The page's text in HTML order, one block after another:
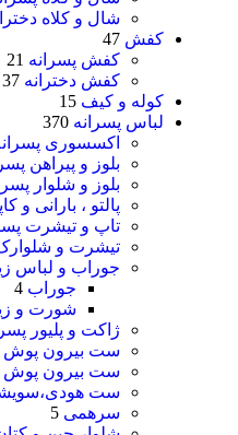
شال و کلاه دخترانه
کفش 47
کفش پسرانه 21
کفش دخترانه 37
کوله و کیف 15
لباس پسرانه 370
اکسسوری پسرانه
بلوز و پیراهن پسرانه
بلوز و شلوار پسرانه
پالتو ، بارانی و
تاپ و تیشرت
تیشرت و شلوارک
جوراب و لباس زیر
جوراب 4
شورت و
ژاکت و پلیور پسرانه
ست بیرون پوش
ست بیرون پوش
ست هودی،سویشرت
سرهمی 5